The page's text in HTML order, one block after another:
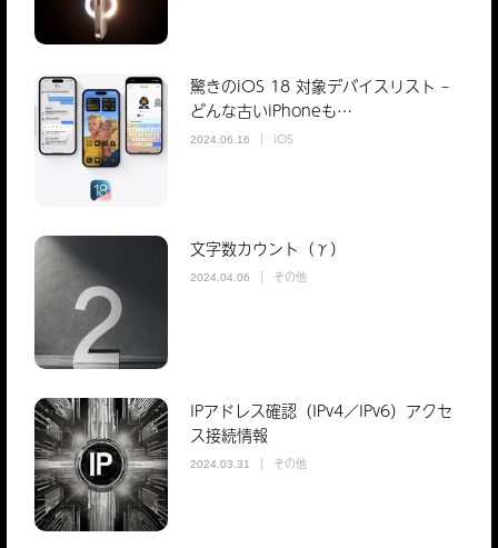
驚きのiOS 18 対象デバイスリスト –
どんな古いiPhoneも…
2024.06.16 iOS
文字数カウント（γ）
2024.04.06 その他
IPアドレス確認（IPv4／IPv6）アクセ
ス接続情報
2024.03.31 その他